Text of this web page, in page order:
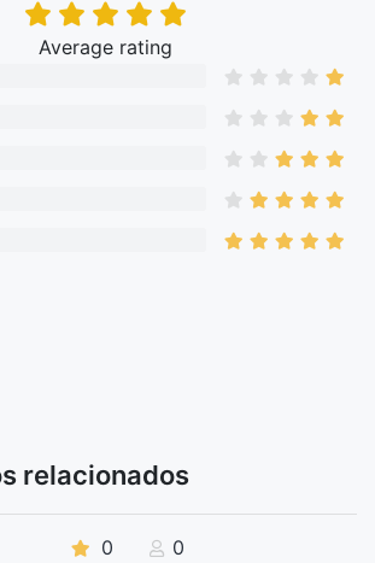
Average rating
relacionados
0 0